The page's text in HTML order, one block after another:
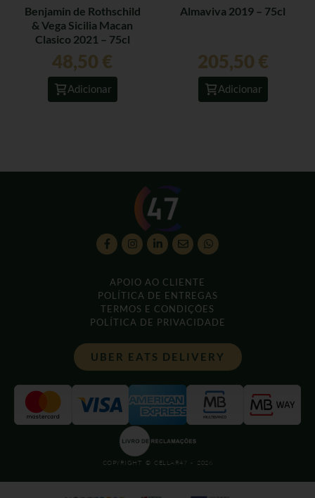
Benjamin de Rothschild
& Vega Sicilia Macan
Clasico 2021 – 75cl
48,50 €
Adicionar
Almaviva 2019 – 75cl
205,50 €
Adicionar
APOIO AO CLIENTE
POLÍTICA DE ENTREGAS
TERMOS E CONDIÇÕES
POLÍTICA DE PRIVACIDADE
UBER EATS DELIVERY
COPYRIGHT © CELLAR47 - 2026